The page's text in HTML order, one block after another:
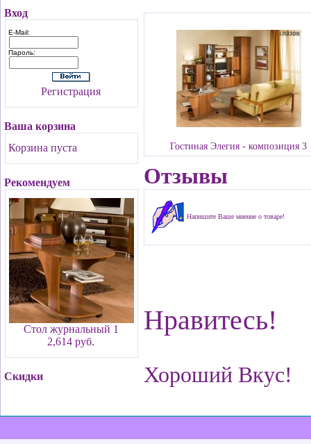
Вход
E-Mail:
Пароль:
Регистрация
Ваша корзина
Корзина пуста
Рекомендуем
Стол журнальный 1
2,614 руб.
Скидки
Гостиная Элегия - композиция 3
Отзывы
Напишите Ваше мнение о товаре!
Нравитесь!
Хороший Вкус!